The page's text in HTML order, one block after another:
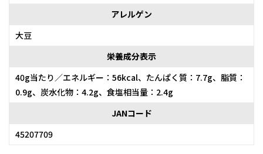
アレルゲン
大豆
栄養成分表示
40g当たり／エネルギー：56kcal、たんぱく質：7.7g、脂質：
0.9g、炭水化物：4.2g、食塩相当量：2.4g
JANコード
45207709